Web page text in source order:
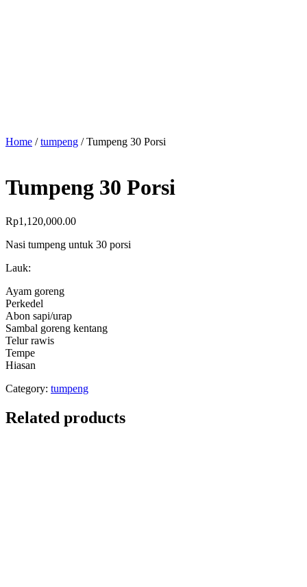
Home /tumpeng / Tumpeng 30 Porsi
Tumpeng 30 Porsi
Rp1,120,000.00
Nasi tumpeng untuk 30 porsi
Lauk:
Ayam goreng
Perkedel
Abon sapi/urap
Sambal goreng kentang
Telur rawis
Tempe
Hiasan
Category: tumpeng
Related products